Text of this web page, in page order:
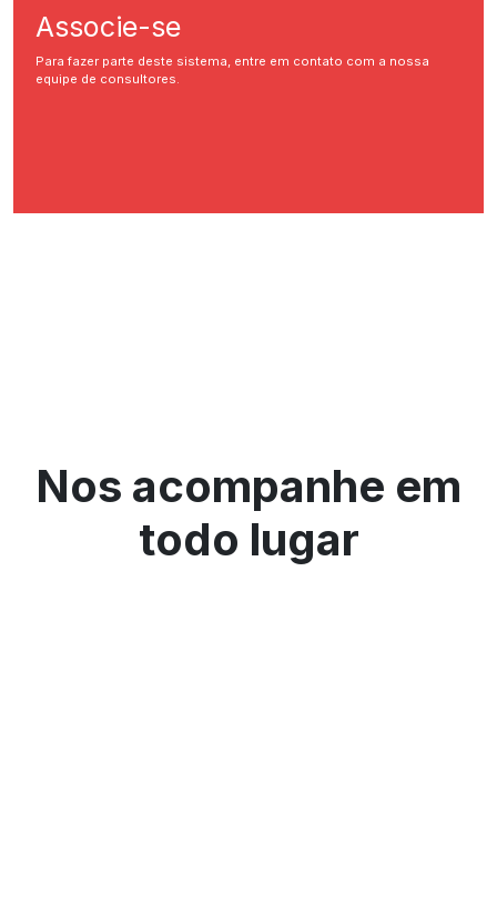
Associe-se
Para fazer parte deste sistema, entre em contato com a nossa
equipe de consultores.
Nos acompanhe em
todo lugar